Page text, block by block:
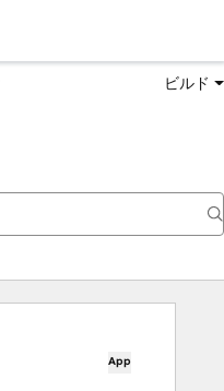
ビルド
App